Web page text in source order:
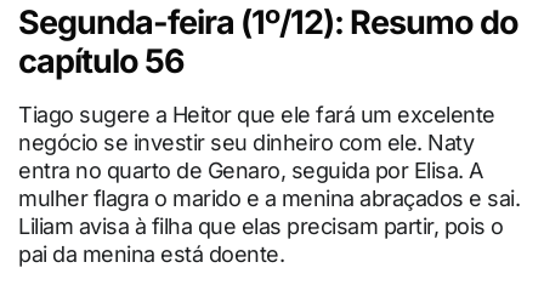
Segunda-feira (1º/12): Resumo do
capítulo 56
Tiago sugere a Heitor que ele fará um excelente
negócio se investir seu dinheiro com ele. Naty
entra no quarto de Genaro, seguida por Elisa. A
mulher flagra o marido e a menina abraçados e sai.
Liliam avisa à filha que elas precisam partir, pois o
pai da menina está doente.